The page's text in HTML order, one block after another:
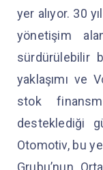
yer alıyor. 30
yönetişim
sürdürülebilir
yaklaşımı ve
stok
desteklediği
Otomotiv, bu
Grubu’nun